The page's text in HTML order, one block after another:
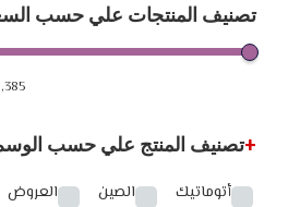
تصنيف المنتجات علي حسب
تصنيف المنتج علي حسب+
أتوماتيك الصين العروض